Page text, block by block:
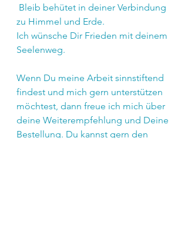
Bleib behütet in deiner Verbindung
zu Himmel und Erde.
Ich wünsche Dir Frieden mit deinem
Seelenweg.
Wenn Du meine Arbeit sinnstiftend
findest und mich gern unterstützen
möchtest, dann freue ich mich über
deine Weiterempfehlung und Deine
Bestellung. Du kannst gern den